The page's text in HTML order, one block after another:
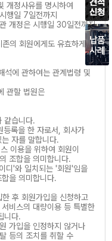
개정사유를 명시하여
행일 7일전까지
개정은 시행일 30일전까지
의 회원에게도 유효하게
석에 관하여는 관계법령 및
관할 법원은
같습니다.
등록을 한 자로서, 회사가
자를 말합니다.
이용을 위하여 회원이
조합을 의미합니다.
디'와 일치되는 '회원'임을
을 의미합니다.
후 회원가입을 신청하고
비스의 대량이용 등 특별한
니다.
가입을 인정하지 않거나
등의 조치를 취할 수